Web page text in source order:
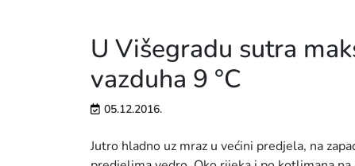
U Višegradu sutra
vazduha 9 °C
05.12.2016.
Jutro hladno uz mraz u većini predjela, na